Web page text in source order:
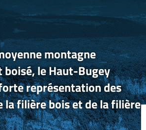
montagne
le Haut-Bugey
représentation des
la filière bois et de la filière